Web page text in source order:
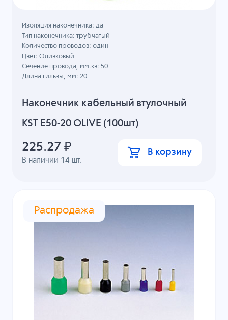
Наконечник кабельный втулочный
KST E50-20 OLIVE (100шт)
В наличии 14 шт.
Изоляция наконечника: да
Тип наконечника: трубчатый
Количество проводов: один
Цвет: Оливковый
Сечение провода, мм.кв: 50
Длина гильзы, мм: 20
225.27 ₽ В корзину
Распродажа